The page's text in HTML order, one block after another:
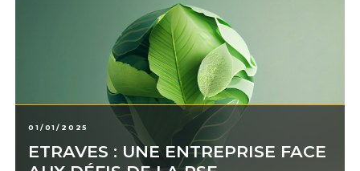
01/01/2025
ETRAVES : UNE ENTREPRISE FACE